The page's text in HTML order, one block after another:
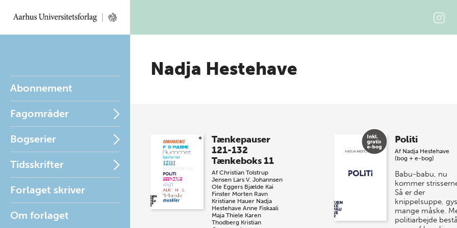
Abonnement
Fagområder
Bogserier
Tidsskrifter
Forlaget skriver
Om forlaget
Nadja Hestehave
Tænkepauser
121-132
Tænkeboks 11
Af Christian Tolstrup
Jensen Lars V. Johannsen
Ole Eggers Bjælde Kai
Finster Morten Ravn
Kristiane Hauer Nadja
Hestehave Anne Fiskaali
Maja Thiele Karen
Thodberg Kristian
Politi
Af Nadja Hestehave
(bog + e-bog)
Babu-babu, nu
kommer
Så er der
knippelsuppe,
mange måske.
politiarbejde